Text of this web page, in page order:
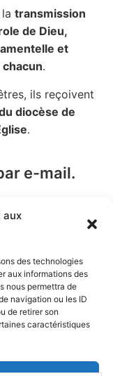
aux
des technologies
aux informations des
nous permettra de
navigation ou les ID
de retirer son
caractéristiques
transmission
de Dieu,
et
.
ils reçoivent
diocèse de
.
e-mail.
chaque nouvel